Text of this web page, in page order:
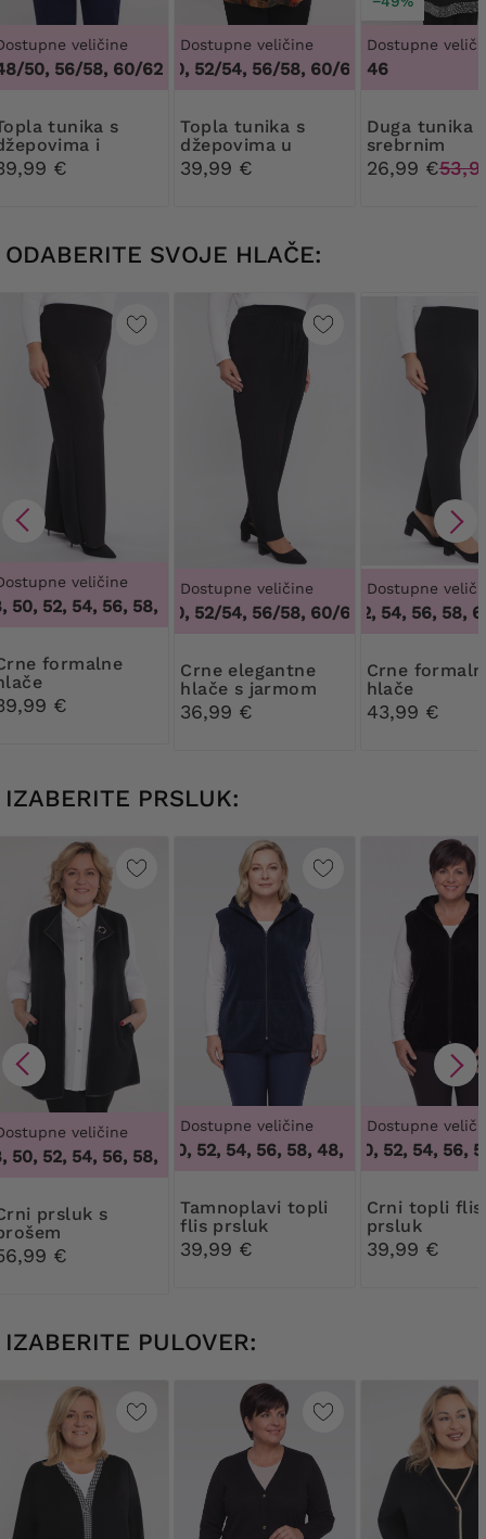
veličine
50, 56/58, 60/62
s
i
€
Dostupne veličine
48/50, 52/54, 56/58, 60/62, 48/50, 52/54,
Topla tunika s
džepovima u
orijentalnim
uzorcima
39,99 €
Dostupne
46
Duga tunika sa
srebrnim
umetcima
26,99 €
ODABERITE SVOJE HLAČE:
veličine
52, 54, 56, 58, 60, 62, 64, 46, 48, 50, 52, 54, 56, 58,
€
Dostupne veličine
48/50, 52/54, 56/58, 60/62, 48/50, 52/54,
Crne elegantne
hlače s jarmom
36,99 €
Dostupne
50, 52, 54, 56, 58,
Crne formalne
hlače
43,99 €
IZABERITE PRSLUK:
veličine
52, 54, 56, 58, 60, 62, 64,46, 48, 50, 52, 54, 56, 58,
s
€
Dostupne veličine
48, 50, 52, 54, 56, 58,48, 50, 52, 54, 56, 58
Tamnoplavi topli
flis prsluk
39,99 €
Dostupne
48, 50, 52, 54, 56, 58
Crni topli flis
prsluk
39,99 €
IZABERITE PULOVER: